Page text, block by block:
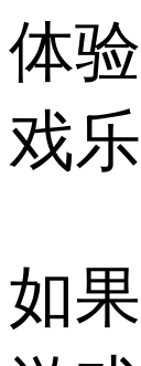
体
戏乐
如